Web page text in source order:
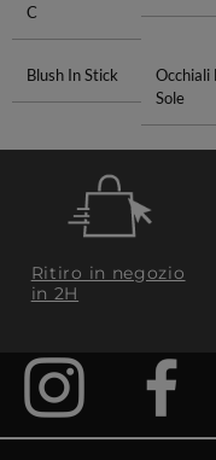
C
Blush In Stick
Occhiali
Sole
Ritiro in negozio
in 2H